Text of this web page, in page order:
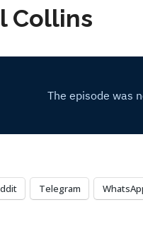
Collins
Telegram